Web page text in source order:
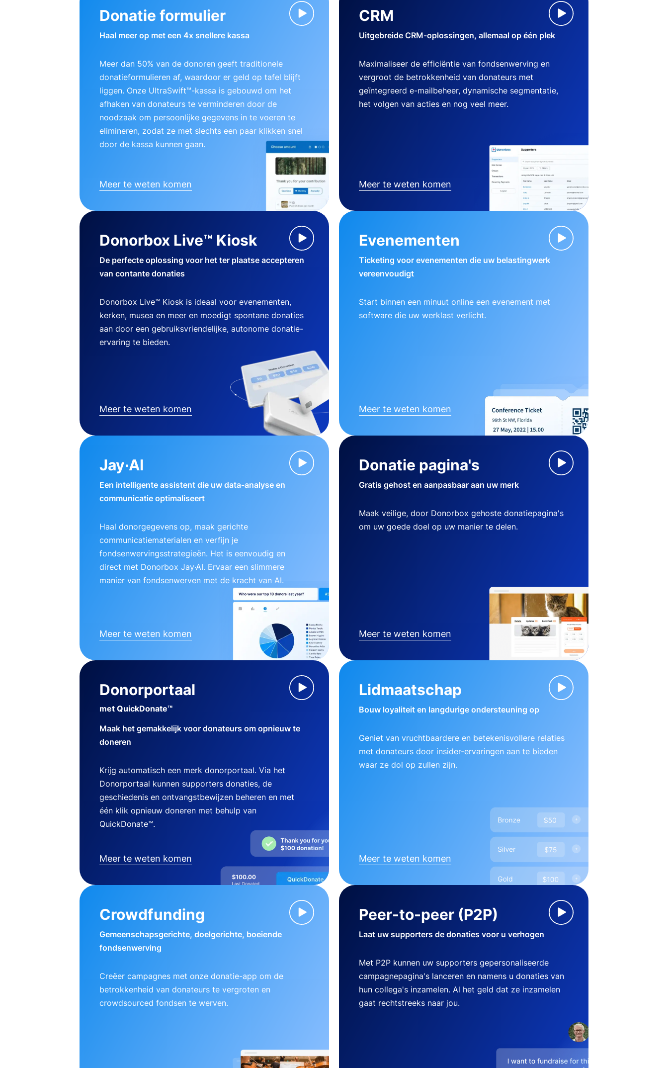
Donatie formulier
Haal meer op met een 4x snellere kassa
Meer dan 50% van de donoren geeft traditionele
donatieformulieren af, waardoor er geld op tafel blijft
liggen. Onze UltraSwift™-kassa is gebouwd om het
afhaken van donateurs te verminderen door de
noodzaak om persoonlijke gegevens in te voeren te
elimineren, zodat ze met slechts een paar klikken snel
door de kassa kunnen gaan.
Meer te weten komen
CRM
Uitgebreide CRM-oplossingen, allemaal op één plek
Maximaliseer de efficiëntie van fondsenwerving en
vergroot de betrokkenheid van donateurs met
geïntegreerd e-mailbeheer, dynamische segmentatie,
het volgen van acties en nog veel meer.
Meer te weten komen
Donorbox Live™ Kiosk
De perfecte oplossing voor het ter plaatse accepteren
van contante donaties
Donorbox Live™ Kiosk is ideaal voor evenementen,
kerken, musea en meer en moedigt spontane donaties
aan door een gebruiksvriendelijke, autonome donatie-
ervaring te bieden.
Meer te weten komen
Evenementen
Ticketing voor evenementen die uw belastingwerk
vereenvoudigt
Start binnen een minuut online een evenement met
software die uw werklast verlicht.
Meer te weten komen
Jay·AI
Een intelligente assistent die uw data-analyse en
communicatie optimaliseert
Haal donorgegevens op, maak gerichte
communicatiematerialen en verfijn je
fondsenwervingsstrategieën. Het is eenvoudig en
direct met Donorbox Jay·AI. Ervaar een slimmere
manier van fondsenwerven met de kracht van AI.
Meer te weten komen
Donatie pagina's
Gratis gehost en aanpasbaar aan uw merk
Maak veilige, door Donorbox gehoste donatiepagina's
om uw goede doel op uw manier te delen.
Meer te weten komen
Donorportaal
met QuickDonate™
Maak het gemakkelijk voor donateurs om opnieuw te
doneren
Krijg automatisch een merk donorportaal. Via het
Donorportaal kunnen supporters donaties, de
geschiedenis en ontvangstbewijzen beheren en met
één klik opnieuw doneren met behulp van
QuickDonate™.
Meer te weten komen
Lidmaatschap
Bouw loyaliteit en langdurige ondersteuning op
Geniet van vruchtbaardere en betekenisvollere relaties
met donateurs door insider-ervaringen aan te bieden
waar ze dol op zullen zijn.
Meer te weten komen
Crowdfunding
Gemeenschapsgerichte, doelgerichte, boeiende
fondsenwerving
Creëer campagnes met onze donatie-app om de
betrokkenheid van donateurs te vergroten en
crowdsourced fondsen te werven.
Peer-to-peer (P2P)
Laat uw supporters de donaties voor u verhogen
Met P2P kunnen uw supporters gepersonaliseerde
campagnepagina's lanceren en namens u donaties van
hun collega's inzamelen. Al het geld dat ze inzamelen
gaat rechtstreeks naar jou.